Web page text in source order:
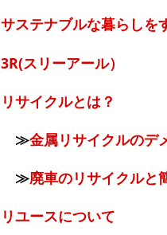
サステナブルな暮らしを
3R(スリーアール）
リサイクルとは？
≫金属リサイクルのデ
≫廃車のリサイクルと
リユースについて